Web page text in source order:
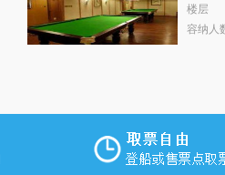
楼层
容纳人